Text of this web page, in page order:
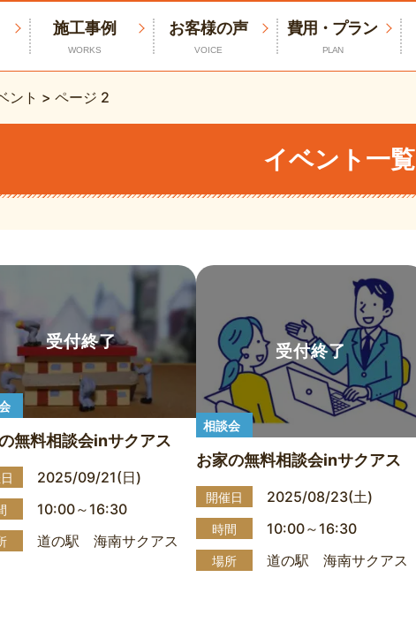
施工事例
WORKS
お客様の声
VOICE
費用・プラン
PLAN
ント > ページ 2
イベント一覧
無料相談会inサクアス
2025/09/21(日)
10:00～16:30
道の駅 海南サクアス
相談会
お家の無料相談会inサクアス
開催日 2025/08/23(土)
時間 10:00～16:30
場所 道の駅 海南サクアス